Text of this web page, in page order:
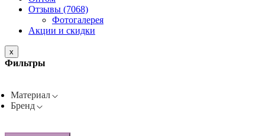
Отзывы (7068)
Фотогалерея
Акции и скидки
x
Фильтры
Материал
Бренд